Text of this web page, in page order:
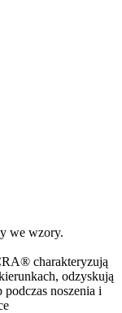
we wzory.
charakteryzują
odzyskują
noszenia i